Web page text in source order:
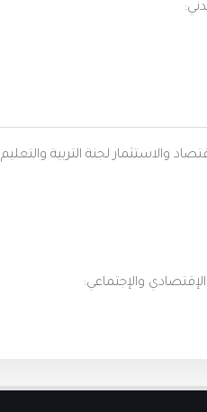
والاستثمار لجنة التربية والتعليم
والإجتماعي: